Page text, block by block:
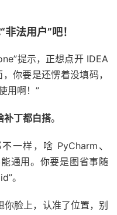
法用户”吧！
提示，正想点开 IDEA
你要是还愣着没填码，
用啊！”
补丁都白搭。
一样，啥 PyCharm、
通用。你要是图省事随
。
脸上，认准了位置，别